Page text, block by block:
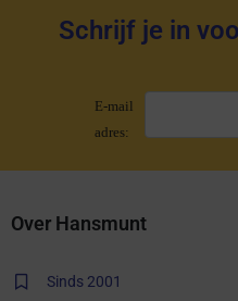
Schrijf je in
E-mail
adres:
Over Hansmunt
Sinds 2001